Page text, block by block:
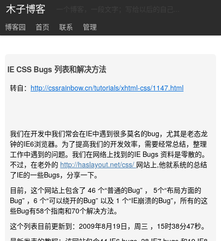
木子博客
博客园
首页 联系 管理
IE CSS Bugs 列表和解决方法
转自： http://cssrainbow.cn/tutorials/xhtml-css/1147.html
我们在开发中我们常会在IE中遇到很多莫名的bug，尤其是老态龙
钟的IE6浏览器。为了提高我们的开发效率，需要经常总结，整理
工作中遇到的问题。我们在网络上找到的IE Bugs 资料是零散的。
不过，在老外的 http://haslayout.net/css/ 网站上,他就系统的总结
了IE的一些Bugs，分享一下。
目前，这个网站上包含了 46 个“普通的Bug” ， 5个“布局方面的
Bug” ，6 个“可以绕开的Bug” 以及 1 个“IE崩溃的Bug”，所有的这
些Bug有58个指南和70个解决方法。
这个列表目前更新到：2009年8月19日，周三 ，15时38分47秒。